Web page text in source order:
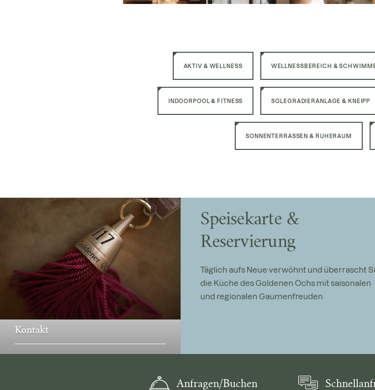
AKTIV & WELLNESS WELLNESSBEREICH &
INDOORPOOL & FITNESS SOLEGRADIERANLAGE & KNEIPP
SONNENTERRASSEN & RUHERAUM
Kontakt
Speisekarte &
Reservierung
Täglich aufs Neue verwöhnt und überrascht
die Küche des Goldenen Ochs mit saisonalen
und regionalen Gaumenfreuden
Anfragen/Buchen